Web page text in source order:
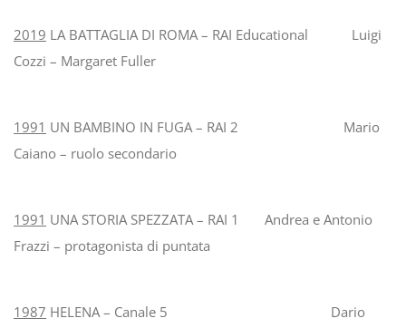
2019 LA BATTAGLIA DI ROMA – RAI Educational Luigi
Cozzi – Margaret Fuller
1991 UN BAMBINO IN FUGA – RAI 2 Mario
Caiano – ruolo secondario
1991 UNA STORIA SPEZZATA – RAI 1 Andrea e Antonio
Frazzi – protagonista di puntata
1987 HELENA – Canale 5 Dario